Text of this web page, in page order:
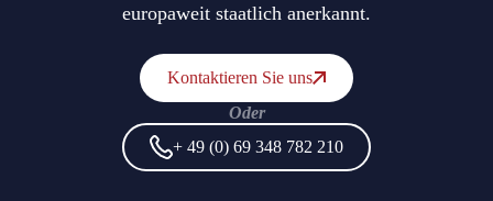
europaweit staatlich anerkannt.
Kontaktieren Sie uns
Oder
+ 49 (0) 69 348 782 210